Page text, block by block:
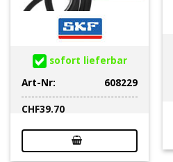
sofort lieferbar
Art-Nr:
608229
CHF39.70